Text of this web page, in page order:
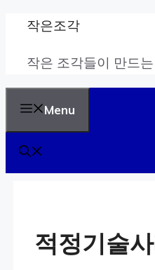
Skip
content
작은조각
작은 조각들이 만드
Menu
적정기술